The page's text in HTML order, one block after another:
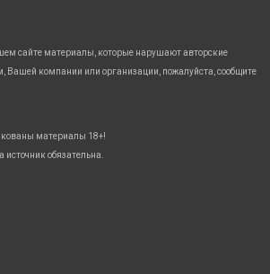
сайте материалы, которые нарушают авторские
Вашей компании или организации, пожалуйста, сообщите
материалы 18+!
обязательна.